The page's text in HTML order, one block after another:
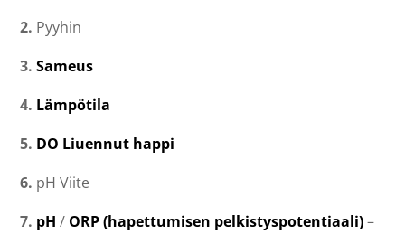
2. Pyyhin
3.Sameus
4. Lämpötila
5. DO Liuennut happi
6. pH Viite
7. pH / ORP (hapettumisen pelkistyspotentiaali)–